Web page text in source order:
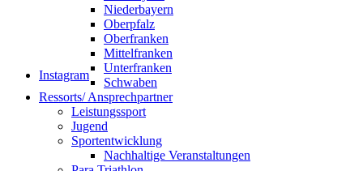
Instagram
Niederbayern
Oberpfalz
Oberfranken
Mittelfranken
Unterfranken
Schwaben
Ressorts/ Ansprechpartner
Leistungssport
Jugend
Sportentwicklung
Nachhaltige Veranstaltungen